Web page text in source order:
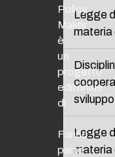
Legge
materia
Legge
materia
Policy
Maker
è
un
progetto
editoriale
di
Fanno
parte